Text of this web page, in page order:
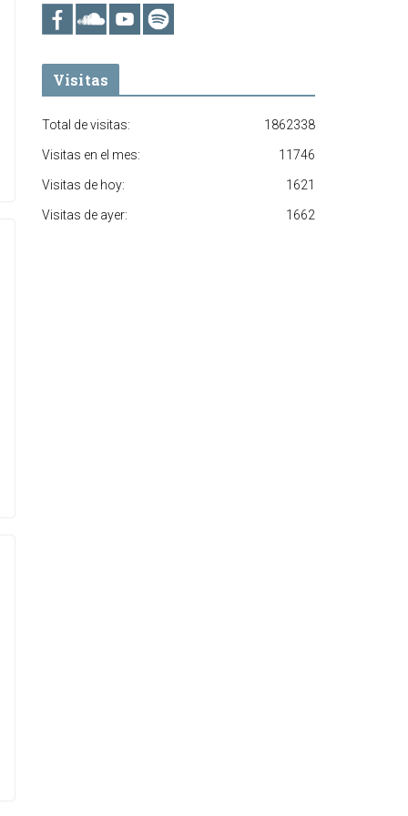
Visitas
1862338
Total de visitas:
11746
Visitas en el mes:
1621
Visitas de hoy:
1662
Visitas de ayer: